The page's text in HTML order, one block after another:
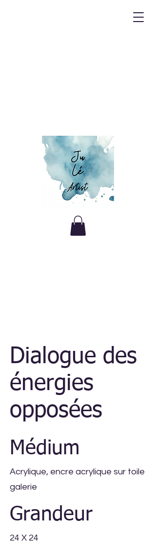
Dialogue des
énergies
opposées
Médium
Acrylique, encre acrylique sur toile
galerie
Grandeur
24 X 24